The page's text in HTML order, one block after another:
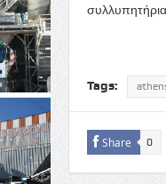
συλλυπητήρια
Tags:
Share 0